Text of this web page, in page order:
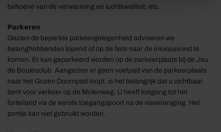
behoeve van de verwarming en luchtkwaliteit, etc.
Parkeren
Gezien de beperkte parkeergelegenheid adviseren we
belanghebbenden lopend of op de fiets naar de inloopavond te
komen. Er kan geparkeerd worden op de parkeerplaats bij de Jeu
de Boulesclub. Aangezien er geen voetpad van de parkeerplaats
naar het Gozen Doornpad loopt, is het belangrijk dat u zichtbaar
bent voor verkeer op de Molenweg. U heeft toegang tot het
forteiland via de eerste toegangspoort na de visvereniging. Het
pontje kan niet gebruikt worden.